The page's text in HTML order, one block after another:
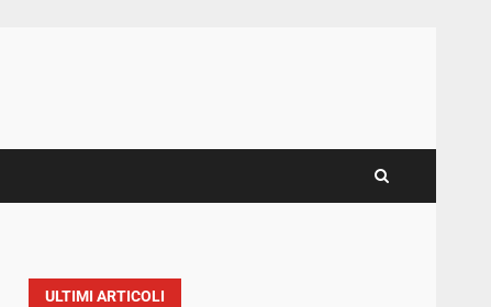
ULTIMI ARTICOLI